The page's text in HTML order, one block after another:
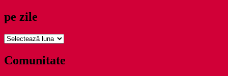
pe zile
pe
Comunitate